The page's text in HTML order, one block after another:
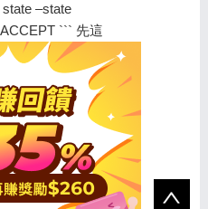
–state
``` 先這